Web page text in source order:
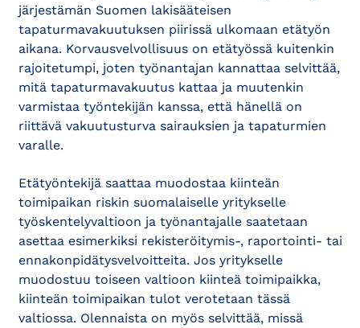
järjestämän Suomen lakisääteisen
tapaturmavakuutuksen piirissä ulkomaan etätyön
aikana. Korvausvelvollisuus on etätyössä kuitenkin
rajoitetumpi, joten työnantajan kannattaa selvittää,
mitä tapaturmavakuutus kattaa ja muutenkin
varmistaa työntekijän kanssa, että hänellä on
riittävä vakuutusturva sairauksien ja tapaturmien
varalle.
Etätyöntekijä saattaa muodostaa kiinteän
toimipaikan riskin suomalaiselle yritykselle
työskentelyvaltioon ja työnantajalle saatetaan
asettaa esimerkiksi rekisteröitymis-, raportointi- tai
ennakonpidätysvelvoitteita. Jos yritykselle
muodostuu toiseen valtioon kiinteä toimipaikka,
kiinteän toimipaikan tulot verotetaan tässä
valtiossa. Olennaista on myös selvittää, missä